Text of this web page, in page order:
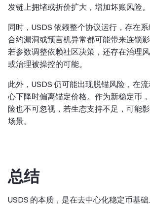
发链上拥堵或折价扩大，增加坏账风险。
同时，USDS 依赖整个协议运行，存在
合约漏洞或预言机异常都可能带来连锁
若参数调整依赖社区决策，还存在治理
或治理被操控的可能。
此外，USDS 仍可能出现脱锚风险，在
心下降时偏离锚定价格。作为新稳定币
险也不可忽视，若生态支持不足，可能
场景。
总结
USDS 的本质，是在去中心化稳定币基